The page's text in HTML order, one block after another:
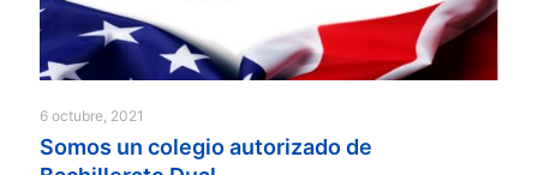
6 octubre, 2021
Somos un colegio autorizado de